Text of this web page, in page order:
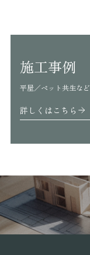
施工事例
平屋／ペット共生など
詳しくはこちら